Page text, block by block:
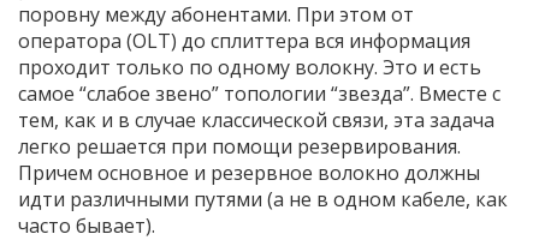
поровну между абонентами. При этом от
оператора (OLT) до сплиттера вся информация
проходит только по одному волокну. Это и есть
самое “слабое звено” топологии “звезда”. Вместе с
тем, как и в случае классической связи, эта задача
легко решается при помощи резервирования.
Причем основное и резервное волокно должны
идти различными путями (а не в одном кабеле, как
часто бывает).